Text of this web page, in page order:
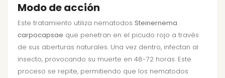
Modo de acción
Este tratamiento utiliza nematodos Steinernema
carpocapsae que penetran en el picudo rojo a través
de sus aberturas naturales. Una vez dentro, infectan al
insecto, provocando su muerte en 48-72 horas. Este
proceso se repite, permitiendo que los nematodos